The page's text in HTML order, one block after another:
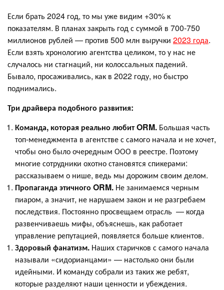
Если брать 2024 год, то мы уже видим +30% к
показателям. В планах закрыть год с суммой в 700-750
миллионов рублей — против 500 млн выручки 2023 года.
Если взять хронологию агентства целиком, то у нас не
случалось ни стагнаций, ни колоссальных падений.
Бывало, просаживались, как в 2022 году, но быстро
поднимались.
Три драйвера подобного развития:
Команда, которая реально любит ORM. Большая часть
топ-менеджмента в агентстве с самого начала и не хочет,
чтобы оно было очередным ООО в реестре. Поэтому
многие сотрудники охотно становятся спикерами:
рассказываем о нише, ведь мы дорожим своим делом.
Пропаганда этичного ORM. Не занимаемся черным
пиаром, а значит, не нарушаем закон и не разгребаем
последствия. Постоянно просвещаем отрасль — когда
развенчиваешь мифы, объяснешь, как работает
управление репутацией, появляется больше клиентов.
Здоровый фанатизм. Наших старичков с самого начала
называли «сидорианцами» — настолько они были
идейными. И команду собрали из таких же ребят,
которые разделяют наши ценности и убеждения.